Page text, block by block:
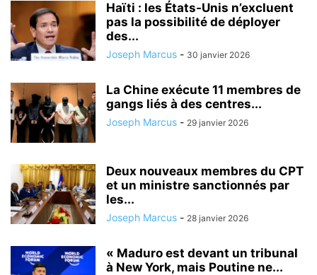
Haïti : les États-Unis n’excluent
pas la possibilité de déployer
des...
Joseph Marcus - 30 janvier 2026
La Chine exécute 11 membres de
gangs liés à des centres...
Joseph Marcus - 29 janvier 2026
Deux nouveaux membres du CPT
et un ministre sanctionnés par
les...
Joseph Marcus - 28 janvier 2026
« Maduro est devant un tribunal
à New York, mais Poutine ne...